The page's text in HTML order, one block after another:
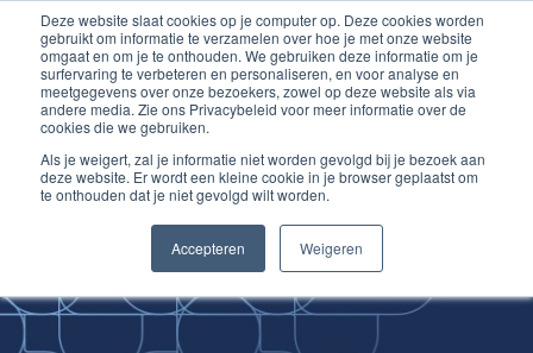
Deze website slaat cookies op je computer op. Deze cookies worden
gebruikt om informatie te verzamelen over hoe je met onze website
omgaat en om je te onthouden. We gebruiken deze informatie om je
surfervaring te verbeteren en personaliseren, en voor analyse en
meetgegevens over onze bezoekers, zowel op deze website als via
andere media. Zie ons Privacybeleid voor meer informatie over de
cookies die we gebruiken.
Als je weigert, zal je informatie niet worden gevolgd bij je bezoek aan
deze website. Er wordt een kleine cookie in je browser geplaatst om
te onthouden dat je niet gevolgd wilt worden.
Accepteren Weigeren
Inloggen account
Ga
naar
de
inhoud
Improving
Medical Skills